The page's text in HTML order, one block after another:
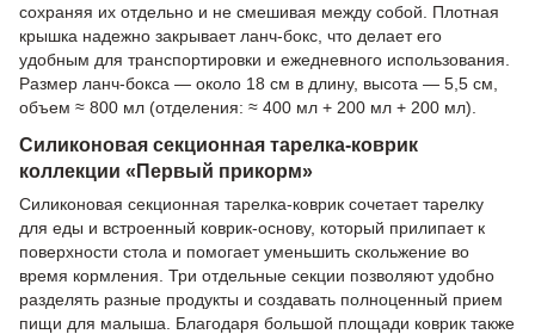
сохраняя их отдельно и не смешивая между собой. Плотная
крышка надежно закрывает ланч-бокс, что делает его
удобным для транспортировки и ежедневного использования.
Размер ланч-бокса — около 18 см в длину, высота — 5,5 см,
объем ≈ 800 мл (отделения: ≈ 400 мл + 200 мл + 200 мл).
Силиконовая секционная тарелка-коврик
коллекции «Первый прикорм»
Силиконовая секционная тарелка-коврик сочетает тарелку
для еды и встроенный коврик-основу, который прилипает к
поверхности стола и помогает уменьшить скольжение во
время кормления. Три отдельные секции позволяют удобно
разделять разные продукты и создавать полноценный прием
пищи для малыша. Благодаря большой площади коврик также